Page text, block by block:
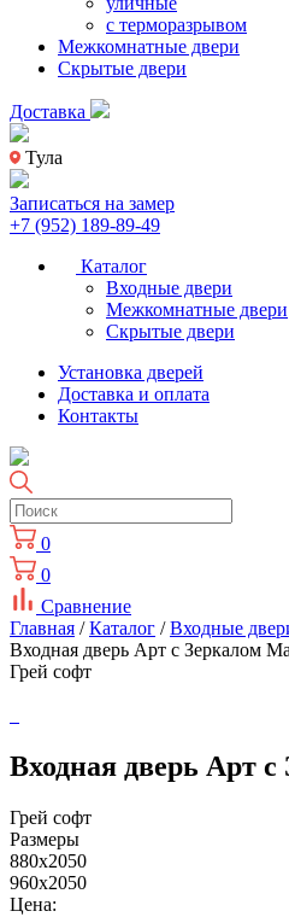
с терморазрывом
Межкомнатные двери
Скрытые двери
Доставка
Тула
Записаться на замер
+7 (952) 189-89-49
Каталог
Входные двери
Межкомнатные двери
Скрытые двери
Установка дверей
Доставка и оплата
Контакты
0
0
Сравнение
Главная /Каталог /Входные
Входная дверь Арт с Зеркалом
Грей софт
Входная дверь Арт
Грей софт
Размеры
880x2050
960x2050
Цена: